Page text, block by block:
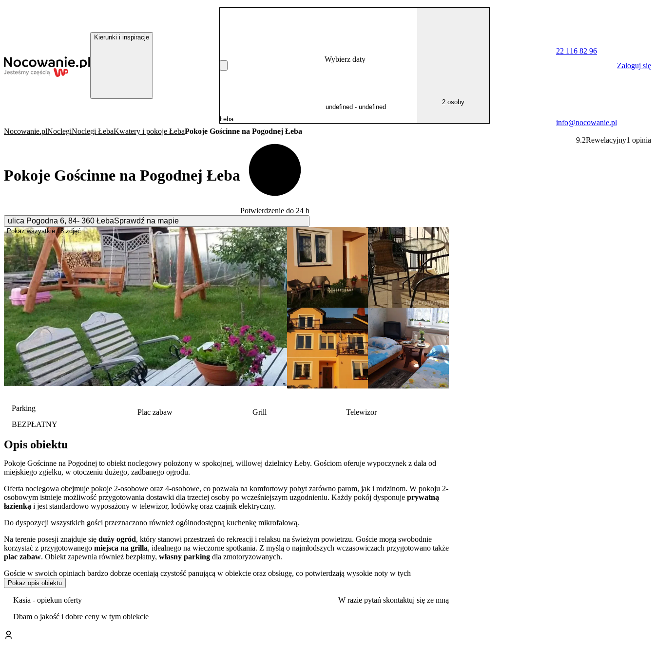
Kierunki i inspiracje
Wybierz daty
2 osoby
22 116 82 96
info@nocowanie.pl
Zaloguj się
Nocowanie.plNoclegiNoclegi ŁebaKwatery i pokoje ŁebaPokoje Gościnne na Pogodnej Łeba
Pokoje Gościnne na Pogodnej Łeba
Potwierdzenie do 24 h
ulica Pogodna 6, 84- 360 ŁebaSprawdź na mapie
9.2Rewelacyjny1 opinia
Pokaż wszystkie 18 zdjęć
Parking
BEZPŁATNY
Plac zabaw Grill Telewizor
Opis obiektu
Pokoje Gościnne na Pogodnej to obiekt noclegowy położony w spokojnej, willowej dzielnicy Łeby. Gościom oferuje wypoczynek z dala od
miejskiego zgiełku, w otoczeniu dużego, zadbanego ogrodu.
Oferta noclegowa obejmuje pokoje 2-osobowe oraz 4-osobowe, co pozwala na komfortowy pobyt zarówno parom, jak i rodzinom. W pokoju 2-
osobowym istnieje możliwość przygotowania dostawki dla trzeciej osoby po wcześniejszym uzgodnieniu. Każdy pokój dysponuje prywatną
łazienką i jest standardowo wyposażony w telewizor, lodówkę oraz czajnik elektryczny.
Do dyspozycji wszystkich gości przeznaczono również ogólnodostępną kuchenkę mikrofalową.
Na terenie posesji znajduje się duży ogród, który stanowi przestrzeń do rekreacji i relaksu na świeżym powietrzu. Goście mogą swobodnie
korzystać z przygotowanego miejsca na grilla, idealnego na wieczorne spotkania. Z myślą o najmłodszych wczasowiczach przygotowano także
plac zabaw. Obiekt zapewnia również bezpłatny, własny parking dla zmotoryzowanych.
Goście w swoich opiniach bardzo dobrze oceniają czystość panującą w obiekcie oraz obsługę, co potwierdzają wysokie noty w tych
kategoriach.
Pensjonat jest dogodnie zlokalizowany względem kluczowych punktów miasta, co ułatwia poruszanie się po Łebie bez konieczności korzystania
Do piaszczystej plaży nad Bałtykiem jest 2 km, natomiast nad pobliskie Jezioro Sarbsko można dotrzeć spacerem, pokonując dystans 1 km.
W najbliższej okolicy obiektu znajduje się
rodzin. Krótki spacer dzieli obiekt od centrum miasta, gdzie zlokalizowany jest główny deptak z licznymi restauracjami i sklepami, a także Aleja
Pokaż opis obiektu
Kasia - opiekun oferty
Dbam o jakość i dobre ceny w tym obiekcie
W razie pytań skontaktuj się ze mną